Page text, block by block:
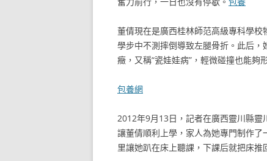
董倩現在是廣西桂林師范高級專科學
學步中不測摔倒導致左腿骨折。此后
癥，又稱“瓷娃娃病”，輕微碰撞也能夠
包養網
2012年9月13日，記者在廣西靈川縣
讓董倩順利上學，家人為她專門制作
里讓她趴在床上聽課，下課后就把床推